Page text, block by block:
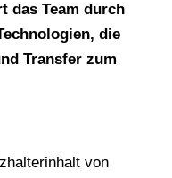
das Team durch
die
Transfer zum
von